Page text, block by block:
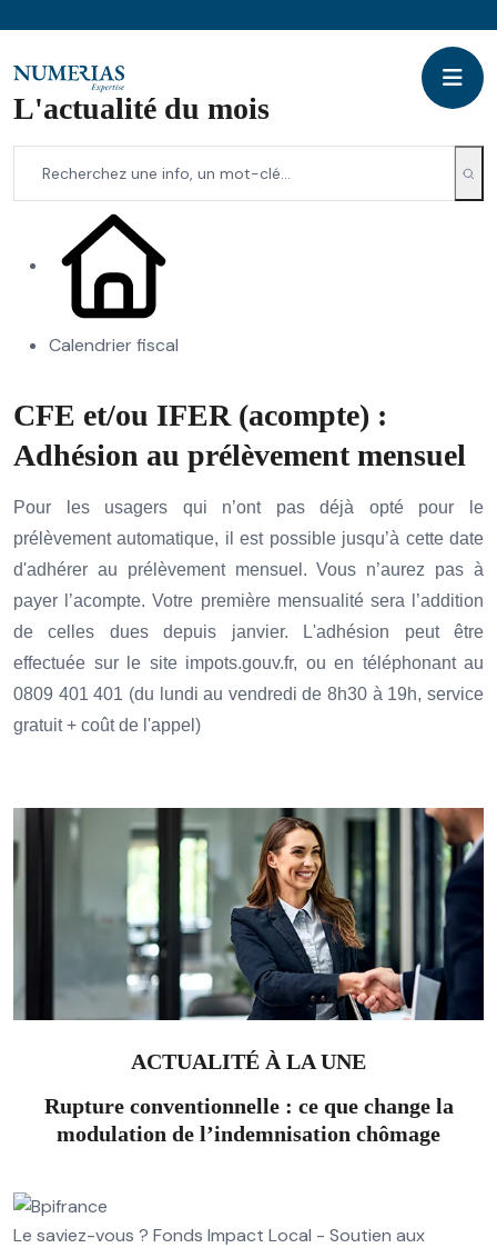
L'actualité du mois
Calendrier fiscal
CFE et/ou IFER (acompte) :
Adhésion au prélèvement mensuel
Pour les usagers qui n’ont pas déjà opté pour le
prélèvement automatique, il est possible jusqu’à cette date
d'adhérer au prélèvement mensuel. Vous n’aurez pas à
payer l’acompte. Votre première mensualité sera l’addition
de celles dues depuis janvier. L'adhésion peut être
effectuée sur le site impots.gouv.fr, ou en téléphonant au
0809 401 401 (du lundi au vendredi de 8h30 à 19h, service
gratuit + coût de l'appel)
ACTUALITÉ À LA UNE
Rupture conventionnelle : ce que change la
modulation de l’indemnisation chômage
Le saviez-vous ? Fonds Impact Local - Soutien aux